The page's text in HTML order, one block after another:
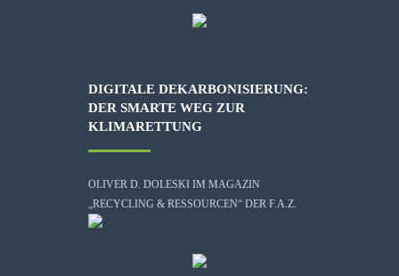
DIGITALE DEKARBONISIERUNG:
DER SMARTE WEG ZUR
KLIMARETTUNG
OLIVER D. DOLESKI IM MAGAZIN
„RECYCLING & RESSOURCEN“ DER F.A.Z.